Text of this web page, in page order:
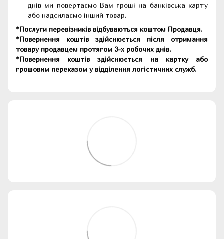
днів ми повертаємо Вам гроші на банківська карту
або надсилаємо інший товар.
*Послуги перевізників відбуваються коштом Продавця.
*Повернення коштів здійснюється після отримання
товару продавцем протягом 3-х робочих днів.
*Повернення коштів здійснюється на картку або
грошовим переказом у відділення логістичних служб.